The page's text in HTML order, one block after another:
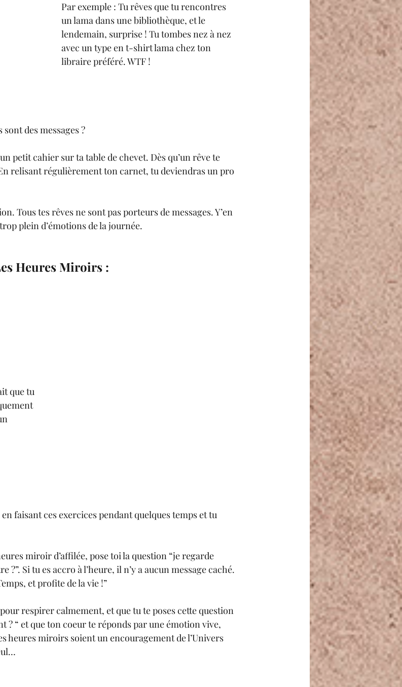
Par exemple : Tu rêves que tu rencontres
un lama dans une bibliothèque, et le
lendemain, surprise ! Tu tombes nez à nez
avec un type en t-shirt lama chez ton
libraire préféré. WTF !
des messages ?
petit cahier sur ta table de chevet. Dès qu’un rêve te
relisant régulièrement ton carnet, tu deviendras un pro
Tous tes rêves ne sont pas porteurs de messages. Y’en
plein d’émotions de la journée.
Heures Miroirs :
que tu
faisant ces exercices pendant quelques temps et tu
miroir d’affilée, pose toi la question “je regarde
Si tu es accro à l’heure, il n’y a aucun message caché.
et profite de la vie !”
respirer calmement, et que tu te poses cette question
? “ et que ton coeur te réponds par une émotion vive,
heures miroirs soient un encouragement de l’Univers